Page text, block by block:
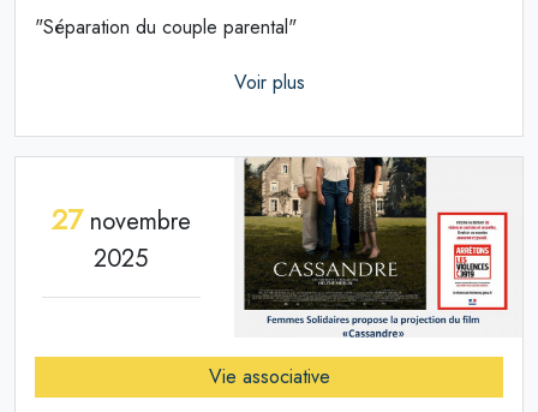
"Séparation du couple parental"
Voir plus
27novembre
2025
Vie associative